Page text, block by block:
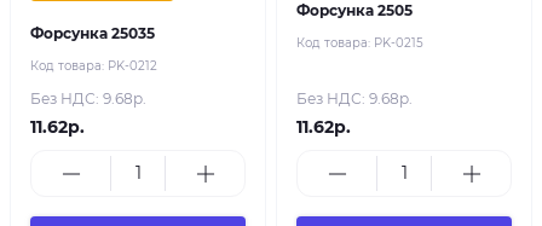
Форсунка 25035
Код товара: PK-0212
Без НДС: 9.68р.
11.62р.
Форсунка 2505
Код товара: PK-0215
Без НДС: 9.68р.
11.62р.